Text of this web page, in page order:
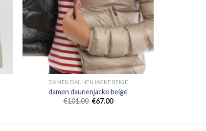
DAMEN DAUNENJACKE BEIGE
damen daunenjacke beige
€101.00 €67.00